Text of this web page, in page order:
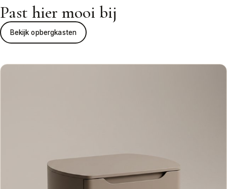
Past hier mooi bij
Bekijk opbergkasten